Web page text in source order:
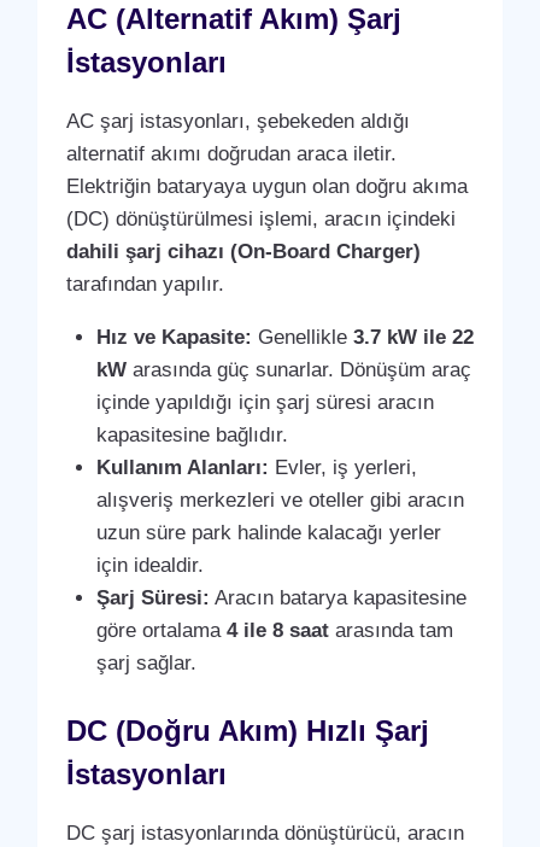
AC (Alternatif Akım) Şarj
İstasyonları
AC şarj istasyonları, şebekeden aldığı
alternatif akımı doğrudan araca iletir.
Elektriğin bataryaya uygun olan doğru akıma
(DC) dönüştürülmesi işlemi, aracın içindeki
dahili şarj cihazı (On-Board Charger)
tarafından yapılır.
Hız ve Kapasite: Genellikle3.7 kW ile 22
kW arasında güç sunarlar. Dönüşüm araç
içinde yapıldığı için şarj süresi aracın
kapasitesine bağlıdır.
Kullanım Alanları: Evler, iş yerleri,
alışveriş merkezleri ve oteller gibi aracın
uzun süre park halinde kalacağı yerler
için idealdir.
Şarj Süresi: Aracın batarya kapasitesine
göre ortalama4 ile 8 saat arasında tam
şarj sağlar.
DC (Doğru Akım) Hızlı Şarj
İstasyonları
DC şarj istasyonlarında dönüştürücü, aracın